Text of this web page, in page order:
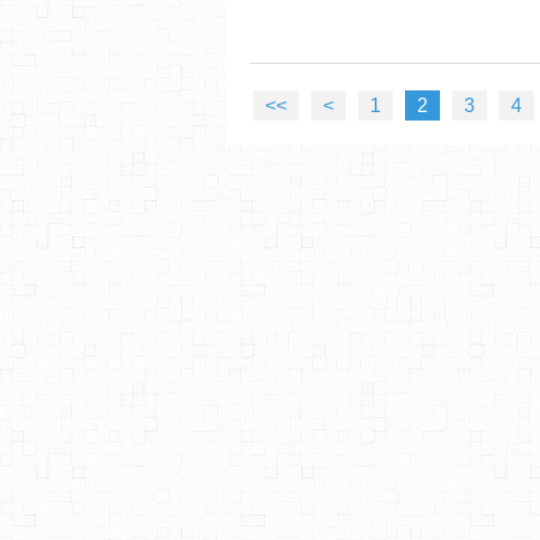
<< < 1 2 3 4